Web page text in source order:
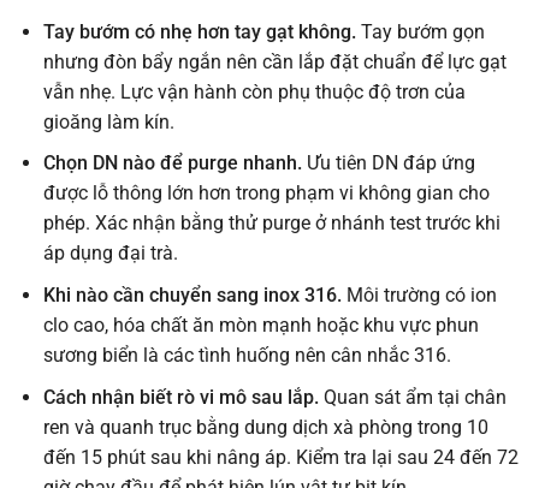
Tay bướm có nhẹ hơn tay gạt không.Tay bướm gọn
nhưng đòn bẩy ngắn nên cần lắp đặt chuẩn để lực gạt
vẫn nhẹ. Lực vận hành còn phụ thuộc độ trơn của
gioăng làm kín.
Chọn DN nào để purge nhanh.Ưu tiên DN đáp ứng
được lỗ thông lớn hơn trong phạm vi không gian cho
phép. Xác nhận bằng thử purge ở nhánh test trước khi
áp dụng đại trà.
Khi nào cần chuyển sang inox 316.Môi trường có ion
clo cao, hóa chất ăn mòn mạnh hoặc khu vực phun
sương biển là các tình huống nên cân nhắc 316.
Cách nhận biết rò vi mô sau lắp.Quan sát ẩm tại chân
ren và quanh trục bằng dung dịch xà phòng trong 10
đến 15 phút sau khi nâng áp. Kiểm tra lại sau 24 đến 72